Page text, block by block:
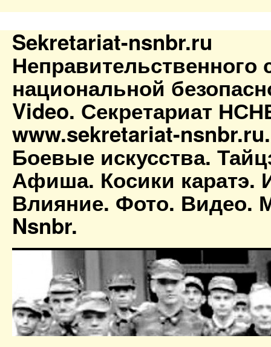
Sekretariat-nsnbr.ru
Неправительственного
национальной
Video. Секретариат
www.sekretariat-
Боевые искусства.
Афиша. Косики каратэ.
Влияние. Фото. Видео.
Nsnbr.